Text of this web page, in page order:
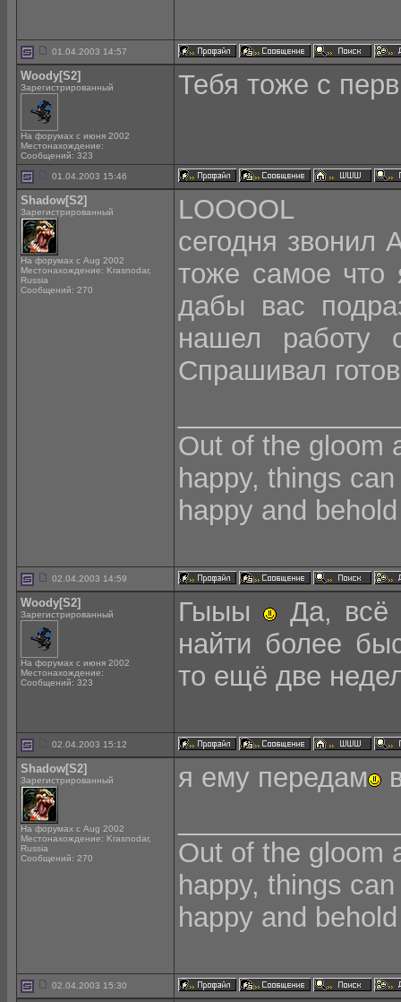
01.04.2003 14:57
Woody[S2]
Зарегистрированный
На форумах с июня 2002
Местонахождение:
Сообщений: 323
Тебя тоже с
01.04.2003 15:46
Shadow[S2]
Зарегистрированный
На форумах с Aug 2002
Местонахождение: Krasnodar,
Russia
Сообщений: 270
LOOOOL
сегодня звонил
тоже самое что
дабы вас
нашел работу
Спрашивал
Out of the gloom
happy, things
happy and
02.04.2003 14:59
Woody[S2]
Зарегистрированный
На форумах с июня 2002
Местонахождение:
Сообщений: 323
Гыыы
Да, всё
найти более
то ещё две
02.04.2003 15:12
Shadow[S2]
Зарегистрированный
На форумах с Aug 2002
Местонахождение: Krasnodar,
Russia
Сообщений: 270
я ему передам
Out of the gloom
happy, things
happy and
02.04.2003 15:30